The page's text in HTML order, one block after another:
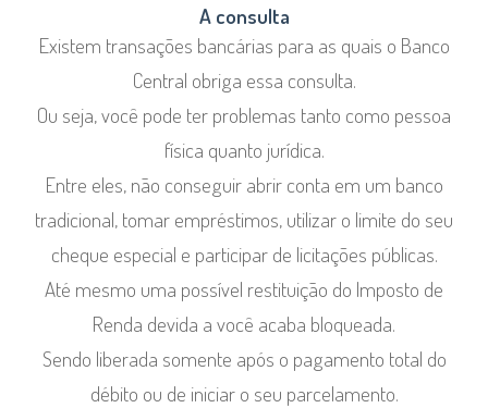
A consulta
Existem transações bancárias para as quais o Banco
Central obriga essa consulta.
Ou seja, você pode ter problemas tanto como pessoa
física quanto jurídica.
Entre eles, não conseguir abrir conta em um banco
tradicional, tomar empréstimos, utilizar o limite do seu
cheque especial e participar de licitações públicas.
Até mesmo uma possível restituição do Imposto de
Renda devida a você acaba bloqueada.
Sendo liberada somente após o pagamento total do
débito ou de iniciar o seu parcelamento.